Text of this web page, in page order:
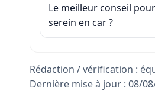
Le meilleur conseil
serein en car ?
Rédaction / vérification :
Dernière mise à jour : 08/